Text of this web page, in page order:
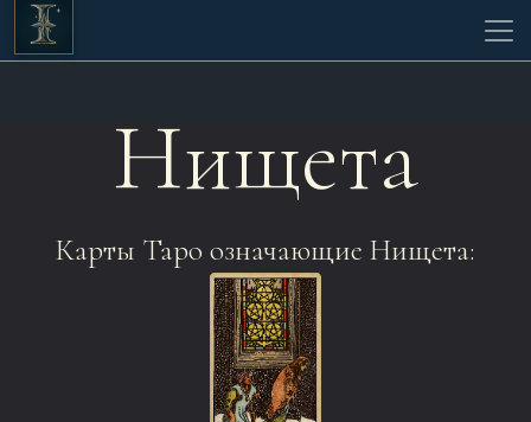
Нищета
Карты Таро означающие Нищета: